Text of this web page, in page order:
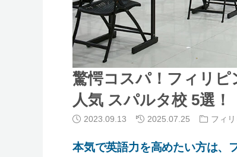
驚愕コスパ！フィリピ
人気 スパルタ校 5選！
2023.09.13 2025.07.25 フィ
本気で英語力を高めたい方は、